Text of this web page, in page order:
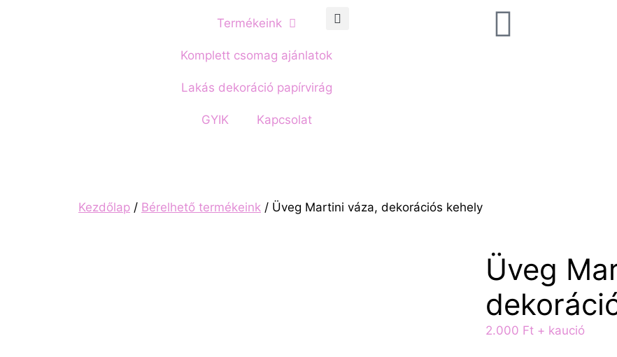
Termékeink
Komplett csomag ajánlatok
Lakás dekoráció papírvirág
GYIK Kapcsolat
Kezdőlap / Bérelhető termékeink / Üveg Martini váza, dekorációs kehely
Üveg
2.000 Ft + kaució